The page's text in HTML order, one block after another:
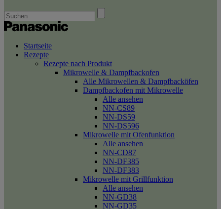
Startseite
Rezepte
Rezepte nach Produkt
Mikrowelle & Dampfbackofen
Alle Mikrowellen & Dampfbacköfen
Dampfbackofen mit Mikrowelle
Alle ansehen
NN-CS89
NN-DS59
NN-DS596
Mikrowelle mit Ofenfunktion
Alle ansehen
NN-CD87
NN-DF385
NN-DF383
Mikrowelle mit Grillfunktion
Alle ansehen
NN-GD38
NN-GD35